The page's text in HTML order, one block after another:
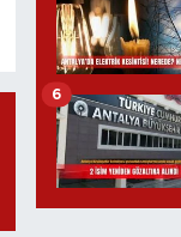
6